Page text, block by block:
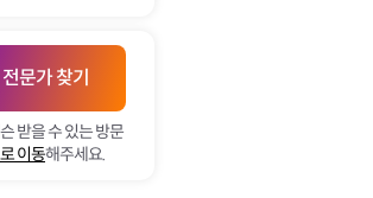
문가 찾기
받을 수 있는 방문
이동해주세요.